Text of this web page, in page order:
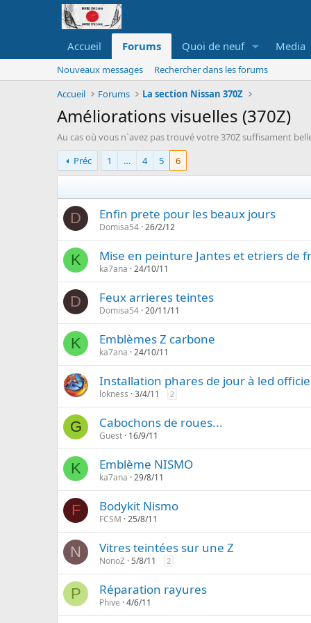
Accueil Forums Quoi de neuf Media
Nouveaux messages
Rechercher dans les forums
Accueil
Forums La section Nissan 370Z
Améliorations visuelles (370Z)
Au cas où vous n`avez pas trouvé votre 370Z suffisament
Préc
1 … 4 5 6
D Enfin prete pour les beaux jours
Domisa54 26/2/12
K Mise en peinture Jantes et etriers de
ka7ana 24/10/11
D Feux arrieres teintes
Domisa54 20/11/11
K Emblèmes Z carbone
ka7ana 24/10/11
Installation phares de jour à led
lokness 3/4/11 2
G Cabochons de roues...
Guest 16/9/11
K Emblème NISMO
ka7ana 29/8/11
F Bodykit Nismo
FCSM 25/8/11
N Vitres teintées sur une Z
NonoZ 5/8/11 2
P Réparation rayures
Phive 4/6/11